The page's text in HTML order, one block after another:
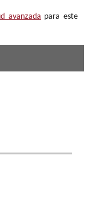
avanzada para este